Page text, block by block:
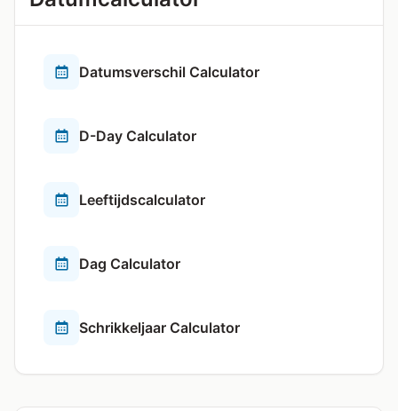
Datumsverschil Calculator
D-Day Calculator
Leeftijdscalculator
Dag Calculator
Schrikkeljaar Calculator